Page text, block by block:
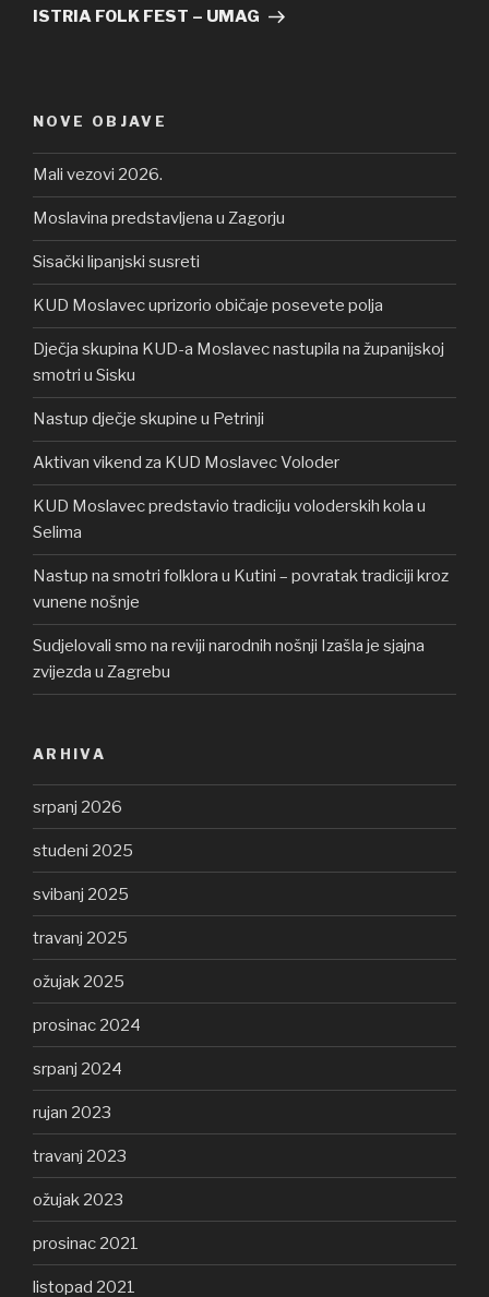
objava
ISTRIA FOLK FEST – UMAG
NOVE OBJAVE
Mali vezovi 2026.
Moslavina predstavljena u Zagorju
Sisački lipanjski susreti
KUD Moslavec uprizorio običaje posevete polja
Dječja skupina KUD-a Moslavec nastupila na županijskoj
smotri u Sisku
Nastup dječje skupine u Petrinji
Aktivan vikend za KUD Moslavec Voloder
KUD Moslavec predstavio tradiciju voloderskih kola u
Selima
Nastup na smotri folklora u Kutini – povratak tradiciji kroz
vunene nošnje
Sudjelovali smo na reviji narodnih nošnji Izašla je sjajna
zvijezda u Zagrebu
ARHIVA
srpanj 2026
studeni 2025
svibanj 2025
travanj 2025
ožujak 2025
prosinac 2024
srpanj 2024
rujan 2023
travanj 2023
ožujak 2023
prosinac 2021
listopad 2021